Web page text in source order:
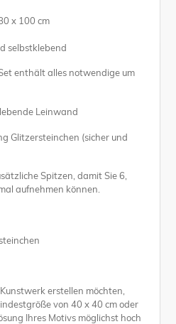
x 100 cm
selbstklebend
enthält alles notwendige um
Leinwand
Glitzersteinchen (sicher und
Spitzen, damit Sie 6,
aufnehmen können.
erstellen möchten,
von 40 x 40 cm oder
Ihres Motivs möglichst hoch